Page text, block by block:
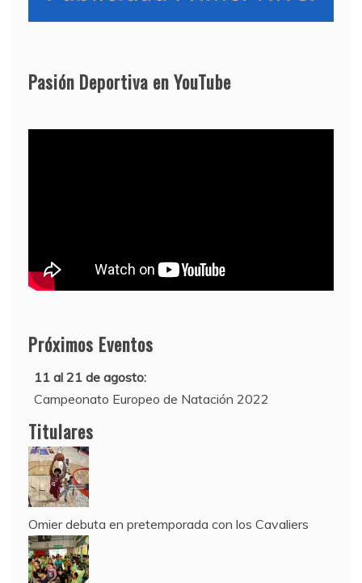
Pasión Deportiva en YouTube
Próximos Eventos
11 al 21 de agosto:
Campeonato Europeo de Natación 2022
12 de agosto:
Empieza La Liga 2022-2023
Titulares
Omier debuta en pretemporada con los Cavaliers